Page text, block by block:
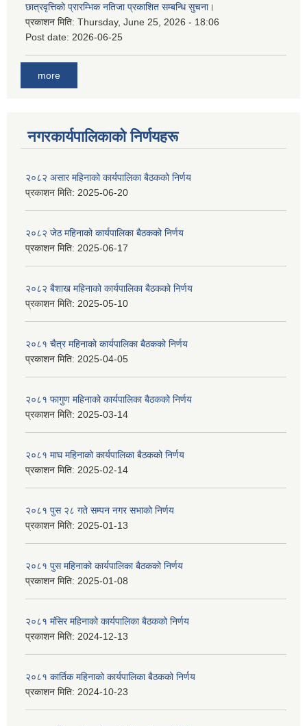
छात्रवृत्तिको प्रारम्भिक नतिजा प्रकाशित सम्बन्धि सुचना।
प्रकाशन मिति: Thursday, June 25, 2026 - 18:06
Post date: 2026-06-25
more
नगरकार्यपालिकाकाे निर्णयहरू
२०८२ असार महिनाको कार्यपालिका बैठकको निर्णय
प्रकाशन मिति: 2025-06-20
२०८२ जेठ महिनाको कार्यपालिका बैठकको निर्णय
प्रकाशन मिति: 2025-06-17
२०८२ बैशाख महिनाको कार्यपालिका बैठकको निर्णय
प्रकाशन मिति: 2025-05-10
२०८१ चैत्र महिनाको कार्यपालिका बैठकको निर्णय
प्रकाशन मिति: 2025-04-05
२०८१ फागुण महिनाको कार्यपालिका बैठकको निर्णय
प्रकाशन मिति: 2025-03-14
२०८१ माघ महिनाको कार्यपालिका बैठकको निर्णय
प्रकाशन मिति: 2025-02-14
२०८१ पुस २८ गते सम्प‍न नगर सभाको निर्णय
प्रकाशन मिति: 2025-01-13
२०८१ पुस महिनाको कार्यपालिका बैठकको निर्णय
प्रकाशन मिति: 2025-01-08
२०८१ मंसिर महिनाको कार्यपालिका बैठकको निर्णय
प्रकाशन मिति: 2024-12-13
२०८१ कार्तिक महिनाको कार्यपालिका बैठकको निर्णय
प्रकाशन मिति: 2024-10-23